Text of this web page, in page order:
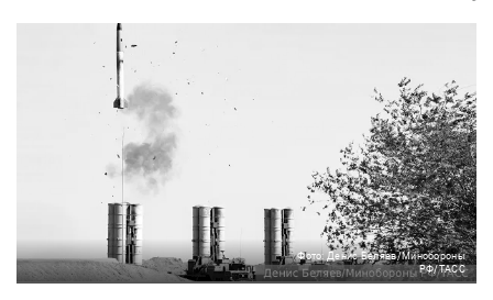
Фото: Денис Беляев/Минобороны
РФ/ТАСС